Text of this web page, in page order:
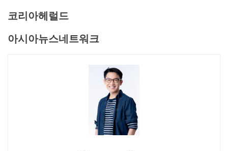
코리아헤럴드
아시아뉴스네트워크